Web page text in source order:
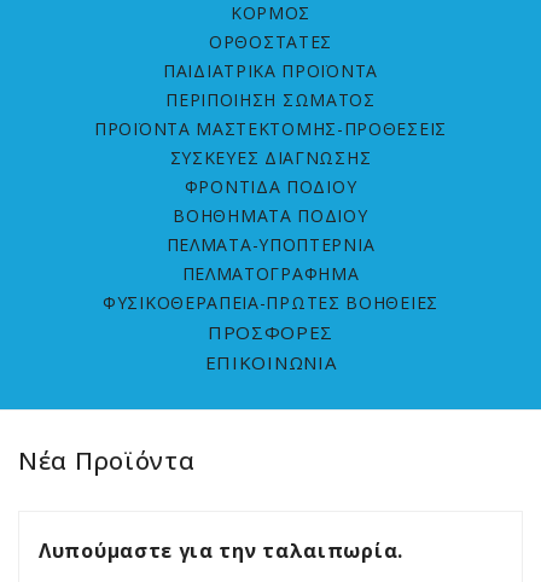
ΚΟΡΜΟΣ
ΟΡΘΟΣΤΑΤΕΣ
ΠΑΙΔΙΑΤΡΙΚΑ ΠΡΟΪΟΝΤΑ
ΠΕΡΙΠΟΙΗΣΗ ΣΩΜΑΤΟΣ
ΠΡΟΪΟΝΤΑ ΜΑΣΤΕΚΤΟΜΗΣ-ΠΡΟΘΕΣΕΙΣ
ΣΥΣΚΕΥΕΣ ΔΙΑΓΝΩΣΗΣ
ΦΡΟΝΤΙΔΑ ΠΟΔΙΟΥ
ΒΟΗΘΗΜΑΤΑ ΠΟΔΙΟΥ
ΠΕΛΜΑΤΑ-ΥΠΟΠΤΕΡΝΙΑ
ΠΕΛΜΑΤΟΓΡΑΦΗΜΑ
ΦΥΣΙΚΟΘΕΡΑΠΕΙΑ-ΠΡΩΤΕΣ ΒΟΗΘΕΙΕΣ
ΠΡΟΣΦΟΡΕΣ
ΕΠΙΚΟΙΝΩΝΙΑ
Νέα Προϊόντα
Λυπούμαστε για την ταλαιπωρία.